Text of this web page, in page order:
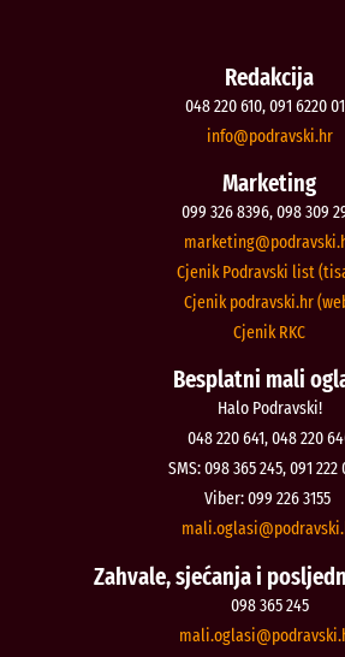
Redakcija
048 220 610, 091 6220
rh.iksvardop
@ofni
Marketing
099 326 8396, 098 309
@gnitekram
Cjenik Podravski list
Cjenik podravski.hr
Cjenik RKC
Besplatni mali
Halo Podravski!
048 220 641, 048 220
SMS: 098 365 245, 091 222
Viber: 099 226 3155
@isalgo.ilam
Zahvale, sjećanja i
098 365 245
@isalgo.ilam